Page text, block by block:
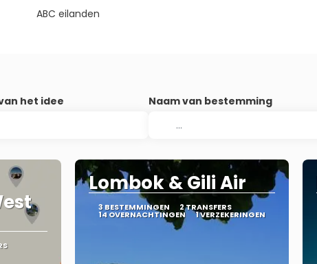
ABC eilanden
het idee Naam van bestemming
Lombok & Gili Air
3 BESTEMMINGEN 2 TRANSFERS
14 OVERNACHTINGEN 1 VERZEKERINGEN